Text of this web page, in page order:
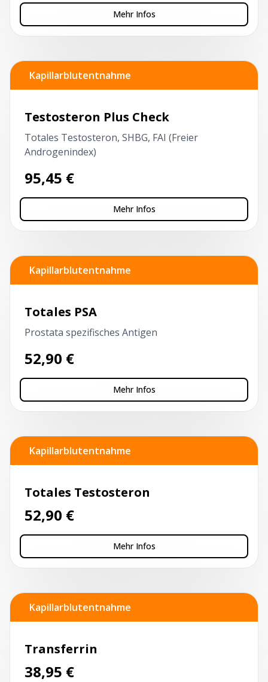
Mehr Infos
Kapillarblutentnahme
Testosteron Plus Check
Totales Testosteron, SHBG, FAI (Freier
Androgenindex)
95,45 €
Mehr Infos
Kapillarblutentnahme
Totales PSA
Prostata spezifisches Antigen
52,90 €
Mehr Infos
Kapillarblutentnahme
Totales Testosteron
52,90 €
Mehr Infos
Kapillarblutentnahme
Transferrin
38,95 €